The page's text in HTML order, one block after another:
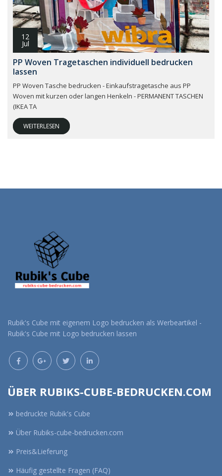
12
Jul
PP Woven Tragetaschen individuell bedrucken
lassen
PP Woven Tasche bedrucken - Einkaufstragetasche aus PP
Woven mit kurzen oder langen Henkeln - PERMANENT TASCHEN
(IKEA TA
WEITERLESEN
Rubik's Cube mit eigenem Logo bedrucken als Werbeartikel -
Rubik's Cube mit Logo bedrucken lassen
ÜBER RUBIKS-CUBE-BEDRUCKEN.COM
bedruckte Rubik's Cube
Über Rubiks-cube-bedrucken.com
Preis&Lieferung
Häufig gestellte Fragen (FAQ)